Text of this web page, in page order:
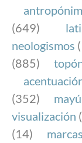
(649)
neologismos
(885)
(352)
visualización
(14)